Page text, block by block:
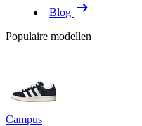
Blog
Populaire modellen
Campus